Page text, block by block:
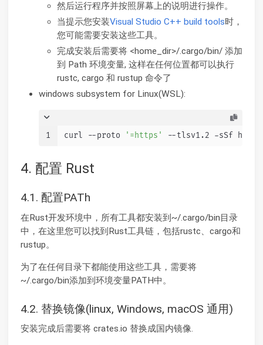
然后运行程序并按照屏幕上的说明进行操作。
当提示您安装Visual Studio C++ build tools时，
您可能需要安装这些工具。
完成安装后需要将 <home_dir>/.cargo/bin/ 添加
到 Path 环境变量, 这样在任何位置都可以执行
rustc, cargo 和 rustup 命令了
windows subsystem for Linux(WSL):
1 curl --proto '=https' --tlsv1.2 -sSf
4. 配置 Rust
4.1. 配置PATh
在Rust开发环境中，所有工具都安装到~/.cargo/bin目录
中，在这里您可以找到Rust工具链，包括rustc、cargo和
rustup。
为了在任何目录下都能使用这些工具，需要将
~/.cargo/bin添加到环境变量PATH中。
4.2. 替换镜像(linux, Windows, macOS 通用)
安装完成后需要将 crates.io 替换成国内镜像.